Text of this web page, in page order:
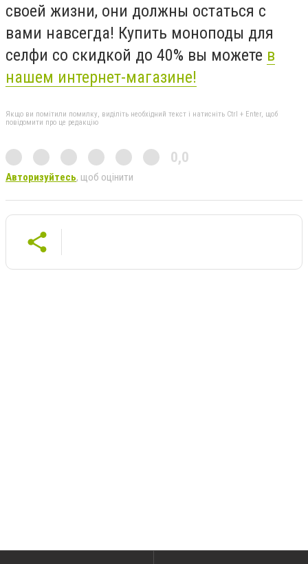
своей жизни, они должны остаться с
вами навсегда! Купить моноподы для
селфи со скидкой до 40% вы можете в
нашем интернет-магазине!
Якщо ви помітили помилку, виділіть необхідний текст і натисніть Ctrl + Enter, щоб
повідомити про це редакцію
0,0
Авторизуйтесь, щоб оцінити